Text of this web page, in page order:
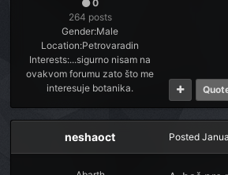
0
264 posts
Gender:Male
Location:Petrovaradin
Interests:...sigurno nisam na
ovakvom forumu zato što me
interesuje botanika.
neshaoct Posted